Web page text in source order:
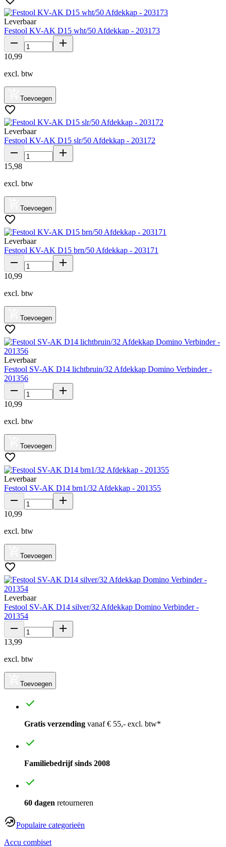
Leverbaar
Festool KV-AK D15 wht/50 Afdekkap - 203173
10,99
excl. btw
Toevoegen
Leverbaar
Festool KV-AK D15 slr/50 Afdekkap - 203172
15,98
excl. btw
Toevoegen
Leverbaar
Festool KV-AK D15 brn/50 Afdekkap - 203171
10,99
excl. btw
Toevoegen
Leverbaar
Festool SV-AK D14 lichtbruin/32 Afdekkap Domino Verbinder -
201356
10,99
excl. btw
Toevoegen
Leverbaar
Festool SV-AK D14 brn1/32 Afdekkap - 201355
10,99
excl. btw
Toevoegen
Leverbaar
Festool SV-AK D14 silver/32 Afdekkap Domino Verbinder -
201354
13,99
excl. btw
Toevoegen
Gratis verzending vanaf € 55,- excl. btw*
Familiebedrijf sinds 2008
60 dagen retourneren
Populaire categorieën
Accu combiset